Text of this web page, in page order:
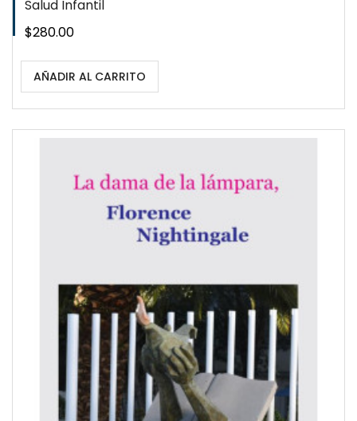
Salud Infantil
Precio
$280.00
AÑADIR AL CARRITO